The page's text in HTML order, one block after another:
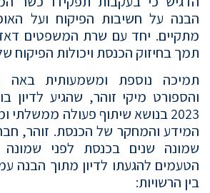
הבנה על חשיבות הפיקוח ועל
מתקיים. יחד עם שרת המשפטים
תמך בחיזוק הכנסת ויכולות הפיקוח
תמיכה נוספת ומשמעותית
והספורט מיקי זוהר, שהגיע לדיון
2023 בנושא שיתוף פעולה
המידע והמחקר של הכנסת. זוהר,
שמונה שנים בכנסת לפני
הטעמים להגעתו לדיון מתוך הבנה
בין הרשויות: